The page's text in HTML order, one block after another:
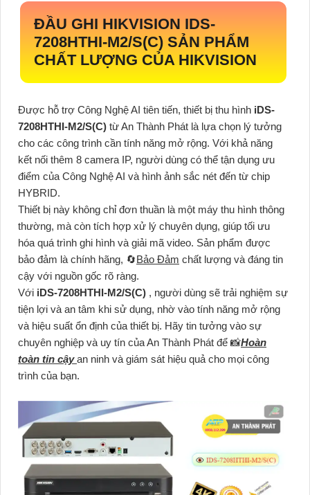
ĐẦU GHI HIKVISION IDS-
7208HTHI-M2/S(C) SẢN PHẨM
CHẤT LƯỢNG CỦA HIKVISION
Được hỗ trợ Công Nghệ AI tiên tiến, thiết bị thu hình iDS-
7208HTHI-M2/S(C) từ An Thành Phát là lựa chọn lý tưởng
cho các công trình cần tính năng mở rộng. Với khả năng
kết nối thêm 8 camera IP, người dùng có thể tận dụng ưu
điểm của Công Nghệ AI và hình ảnh sắc nét đến từ chip
HYBRID.
Thiết bị này không chỉ đơn thuần là một máy thu hình thông
thường, mà còn tích hợp xử lý chuyên dụng, giúp tối ưu
hóa quá trình ghi hình và giải mã video. Sản phẩm được
bảo đảm là chính hãng, 🔄Bảo Đảm chất lượng và đáng tin
cậy với nguồn gốc rõ ràng.
Với iDS-7208HTHI-M2/S(C) , người dùng sẽ trải nghiệm sự
tiện lợi và an tâm khi sử dụng, nhờ vào tính năng mở rộng
và hiệu suất ổn định của thiết bị. Hãy tin tưởng vào sự
chuyên nghiệp và uy tín của An Thành Phát để 📸Hoàn
toàn tin cậy an ninh và giám sát hiệu quả cho mọi công
trình của bạn.